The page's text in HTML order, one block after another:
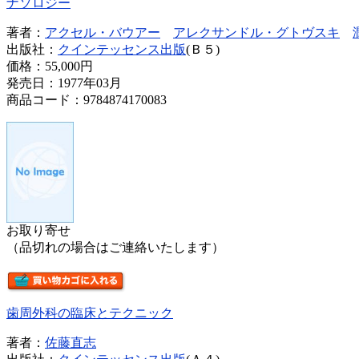
著者： アクセル・バウアー アレクサンドル・グトヴスキ
出版社： クインテッセンス出版(Ｂ５)
価格： 55,000円
発売日：1977年03月
商品コード：9784874170083
お取り寄せ
（品切れの場合はご連絡いたします）
歯周外科の臨床とテクニック
著者： 佐藤直志